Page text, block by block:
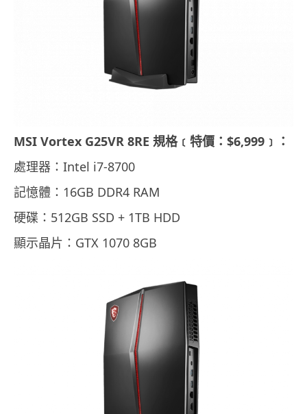
MSI Vortex G25VR 8RE 規格﹝特價：$6,999﹞：
處理器：Intel i7-8700
記憶體：16GB DDR4 RAM
硬碟：512GB SSD + 1TB HDD
顯示晶片：GTX 1070 8GB